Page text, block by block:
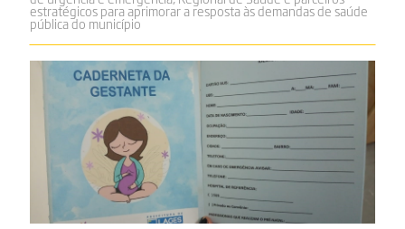
estratégicos para aprimorar a resposta às demandas de saúde
pública do município